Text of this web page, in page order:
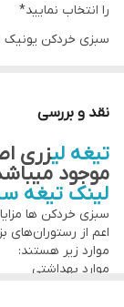
را انتخاب نمایید*
سبزی خردکن یونیک
کفگیر پلاستیکی
استیل ضدخش ضد
جهت استعلام قیمت
بفرستید
درب محصول
بگیرید
نقد و بررسی
تیغه لیزری
موجود
لینک تیغه
سبزی خردکن ها
اعم از رستوران‌های
موارد زیر هستند:
موارد بهداشتی